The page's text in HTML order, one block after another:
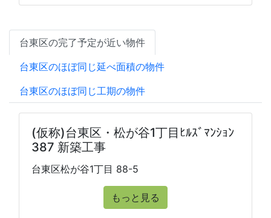
台東区の完了予定が近い物件
台東区のほぼ同じ延べ面積の物件
台東区のほぼ同じ工期の物件
(仮称)台東区・松が谷1丁目ﾋﾙｽﾞﾏﾝｼｮﾝ
387 新築工事
台東区松が谷1丁目 88-5
もっと見る